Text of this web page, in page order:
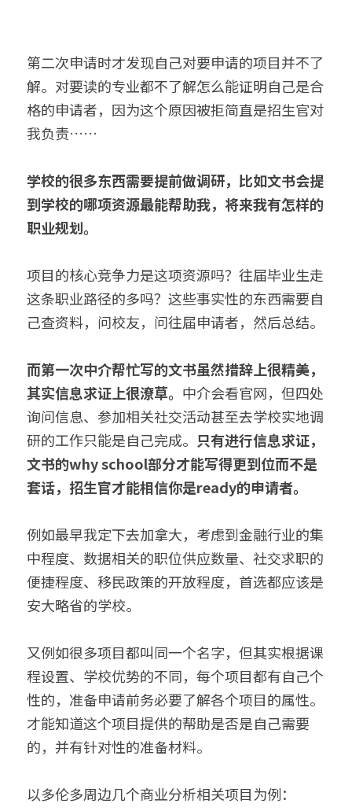
第二次申请时才发现自己对要申请的项目并不了
解。对要读的专业都不了解怎么能证明自己是合
格的申请者，因为这个原因被拒简直是招生官对
我负责……
学校的很多东西需要提前做调研，比如文书会提
到学校的哪项资源最能帮助我，将来我有怎样的
职业规划。
项目的核心竞争力是这项资源吗？往届毕业生走
这条职业路径的多吗？这些事实性的东西需要自
己查资料，问校友，问往届申请者，然后总结。
而第一次中介帮忙写的文书虽然措辞上很精美，
其实信息求证上很潦草。 中介会看官网，但四处
询问信息、参加相关社交活动甚至去学校实地调
研的工作只能是自己完成。 只有进行信息求证，
文书的why school部分才能写得更到位而不是
套话，招生官才能相信你是ready的申请者。
例如最早我定下去加拿大，考虑到金融行业的集
中程度、数据相关的职位供应数量、社交求职的
便捷程度、移民政策的开放程度，首选都应该是
安大略省的学校。
又例如很多项目都叫同一个名字，但其实根据课
程设置、学校优势的不同，每个项目都有自己个
性的，准备申请前务必要了解各个项目的属性。
才能知道这个项目提供的帮助是否是自己需要
的，并有针对性的准备材料。
以多伦多周边几个商业分析相关项目为例：